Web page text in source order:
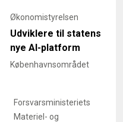
Økonomistyrelsen
Udviklere til statens
nye AI-platform
Københavnsområdet
Forsvarsministeriets
Materiel- og